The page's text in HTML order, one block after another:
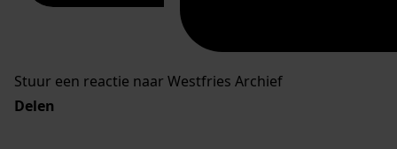
Stuur een reactie naar Westfries Archief
Delen